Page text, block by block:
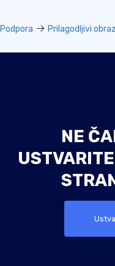
Podpora Prilagodljivi
NE